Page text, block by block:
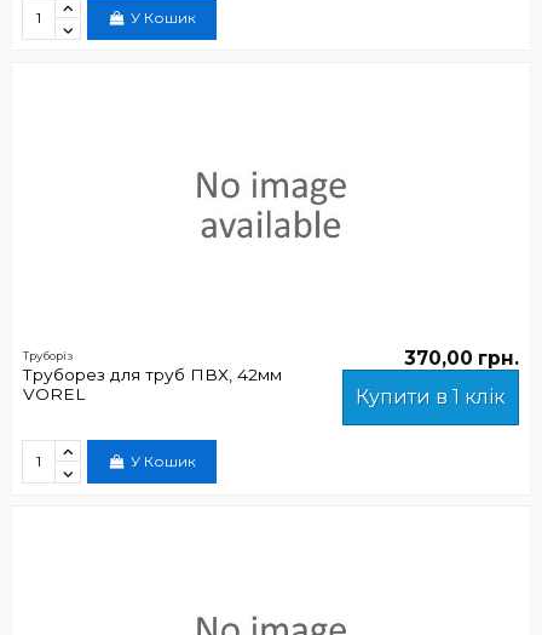
У Кошик
Труборіз
Труборез для труб ПВХ, 42мм
VOREL
370,00 грн.
Купити в 1 клік
У Кошик